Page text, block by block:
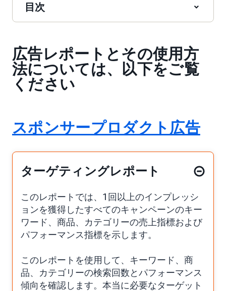
目次
広告レポートとその使用方
法については、以下をご覧
ください
スポンサープロダクト広告
ターゲティングレポート
このレポートでは、1回以上のインプレッシ
ョンを獲得したすべてのキャンペーンのキー
ワード、商品、カテゴリーの売上指標および
パフォーマンス指標を示します。
このレポートを使用して、キーワード、商
品、カテゴリーの検索回数とパフォーマンス
傾向を確認します。本当に必要なターゲット